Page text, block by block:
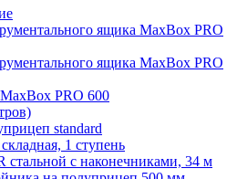
ящика MaxBox PRO
ящика MaxBox PRO
PRO 600
standard
1 ступень
с наконечниками, 34 м